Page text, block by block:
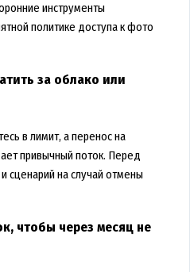
инструменты
политике доступа к фото
за облако или
в лимит, а перенос на
привычный поток. Перед
сценарий на случай отмены
чтобы через месяц не